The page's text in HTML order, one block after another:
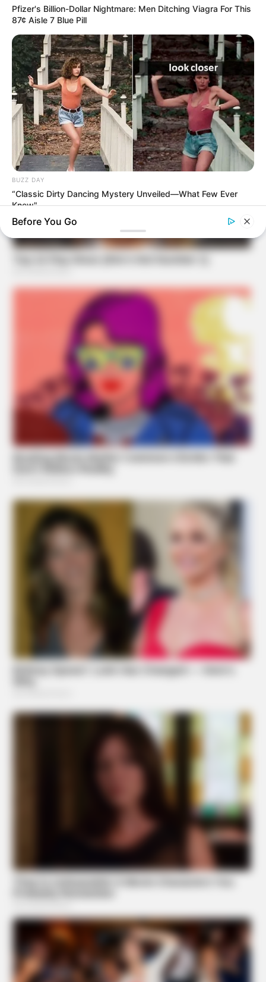
Pfizer's Billion-Dollar Nightmare: Men Ditching Viagra For This
87¢ Aisle 7 Blue Pill
BUZZ DAY
“Classic Dirty Dancing Mystery Unveiled—What Few Ever
Knew"
The Unhinged 1970 Oscar Photo They Tried To Bury: Look
Closely At His Tie
Camera Zoomed On Trump's Hand As Sleeve Slipped Up
Everybody Wanted To Date Her In The 80s & This Is Her
Welche Finger haben Sie? Das kann viel über Sie verraten
Before You Go